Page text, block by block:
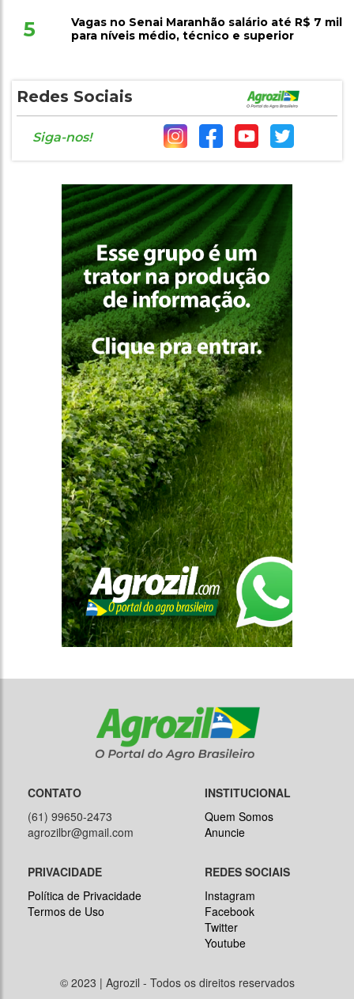
5
Vagas no Senai Maranhão salário até R$ 7 mil
para níveis médio, técnico e superior
Redes Sociais
Siga-nos!
CONTATO
(61) 99650-2473
agrozilbr@gmail.com
INSTITUCIONAL
Quem Somos
Anuncie
PRIVACIDADE
Política de Privacidade
Termos de Uso
REDES SOCIAIS
Instagram
Facebook
Twitter
Youtube
© 2023 | Agrozil - Todos os direitos reservados